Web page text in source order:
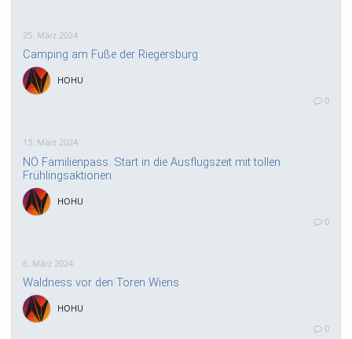
25. März 2024
Camping am Fuße der Riegersburg
HOHU
0
13. März 2024
NÖ Familienpass: Start in die Ausflugszeit mit tollen
Frühlingsaktionen
HOHU
0
6. März 2024
Waldness vor den Toren Wiens
HOHU
0